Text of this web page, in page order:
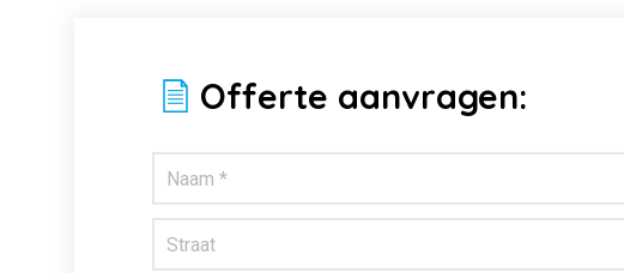
Offerte aanvragen: